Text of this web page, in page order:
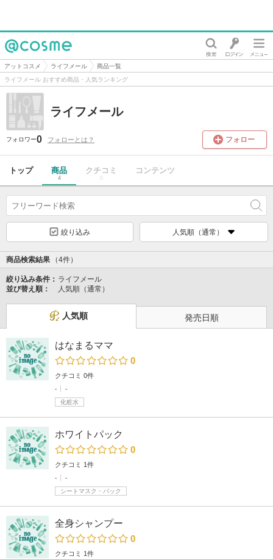
@cosme
アットコスメ ライフメール
商品一覧
ライフメール おすすめ商品・人気ランキング
ライフメール
フォロワー0 フォローとは？ フォロー
トップ 商品
4
クチコミ
0
コンテンツ
絞り込み 人気順（通常）
商品検索結果 （4件）
絞り込み条件： ライフメール
並び替え順：
人気順（通常）
人気順 発売日順
はなまるママ
0
クチコミ 0件
-
-
化粧水
ホワイトパック
0
クチコミ 1件
-
-
シートマスク・パック
全身シャンプー
0
クチコミ 1件